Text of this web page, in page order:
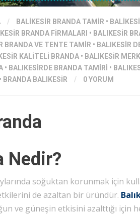
/ BALIKESIR BRANDA TAMIR •
BRANDA FIRMALARI • BALIKESIR
BRANDA VE TENTE TAMIR • BALIKESIR
KALITELI BRANDA • BALIKESIR
• BALIKESIRDE BRANDA TAMIRI •
• BRANDA BALIKESIR / 0 YORUM
Nedir?
soğuktan korunmak için
de azaltan bir üründür.
ve güneşin etkisini azalttığı için